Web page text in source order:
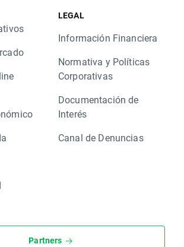
LEGAL
Información Financiera
Normativa y Políticas
Corporativas
Documentación de
Interés
Canal de Denuncias
Partners